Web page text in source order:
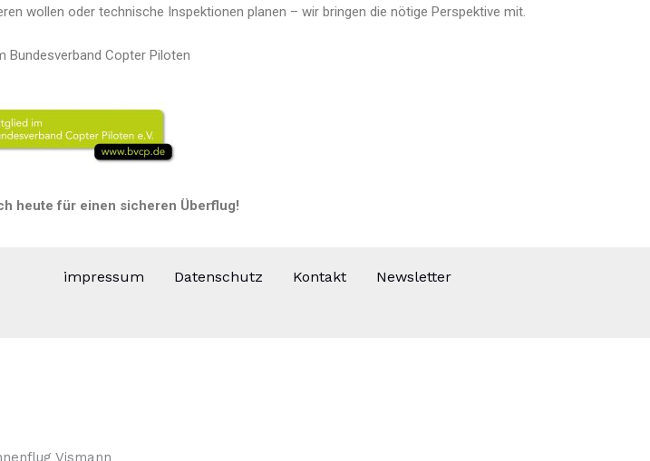
wollen oder technische Inspektionen planen – wir bringen die nötige Perspektive mit.
Bundesverband Copter Piloten
heute für einen sicheren Überflug!
impressum Datenschutz Kontakt Newsletter
Vismann